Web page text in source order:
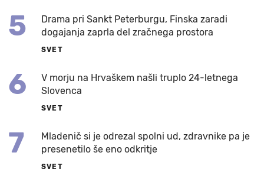
5
Drama pri Sankt Peterburgu, Finska zaradi
dogajanja zaprla del zračnega prostora
SVET
6
V morju na Hrvaškem našli truplo 24-letnega
Slovenca
SVET
7
Mladenič si je odrezal spolni ud, zdravnike pa je
presenetilo še eno odkritje
SVET